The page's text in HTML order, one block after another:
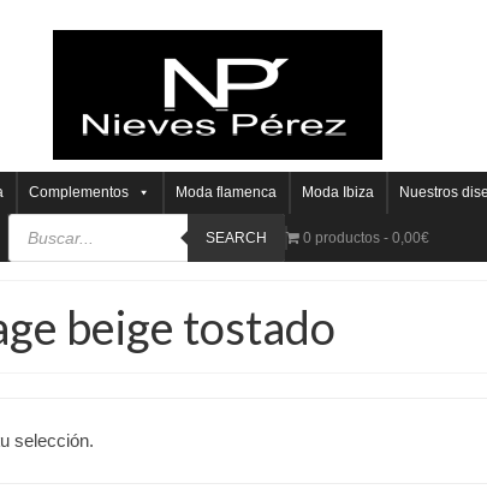
Complementos Moda flamenca Moda Ibiza Nuestros
SEARCH 0 productos 0,00€
beige tostado
selección.